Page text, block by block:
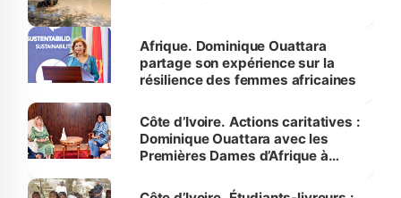
Afrique. Dominique Ouattara
partage son expérience sur la
résilience des femmes africaines
Côte d’Ivoire. Actions caritatives :
Dominique Ouattara avec les
Premières Dames d’Afrique à